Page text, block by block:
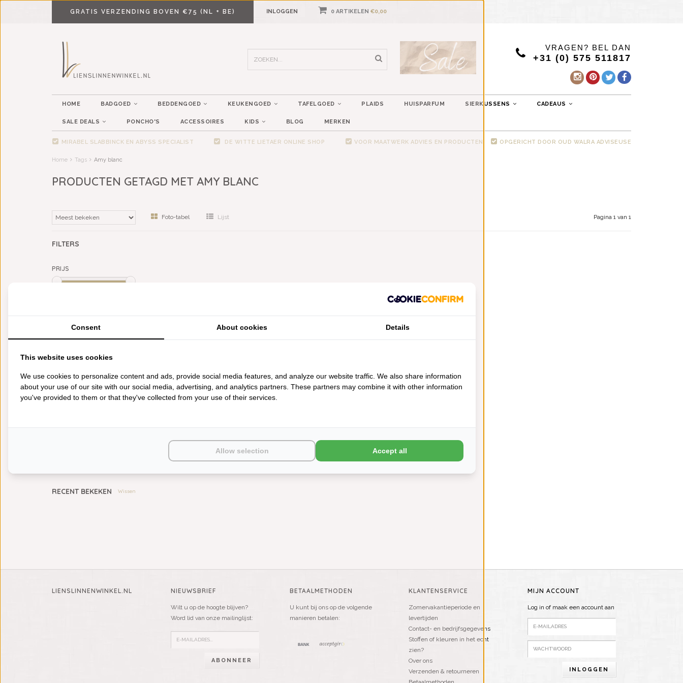
GRATIS VERZENDING BOVEN €75 (NL + BE) INLOGGEN 0 ARTIKELEN €0,00
VRAGEN? BEL DAN
+31 (0) 575 511817
HOME BADGOED BEDDENGOED KEUKENGOED TAFELGOED PLAIDS HUISPARFUM SIERKUSSENS CADEAUS
SALE DEALS PONCHO'S ACCESSOIRES KIDS BLOG MERKEN
MIRABEL SLABBINCK EN ABYSS SPECIALIST DE WITTE LIETAER ONLINE SHOP VOOR MAATWERK ADVIES EN PRODUCTEN OPGERICHT DOOR OUD WALRA ADVISEUSE
Home Tags Amy blanc
PRODUCTEN GETAGD MET AMY BLANC
Foto-tabel Lijst Pagina 1 van 1
FILTERS
PRIJS
BADGOED
KEUKENGOED
PLAIDS
HUISPARFUM
SIERKUSSENS
RECENT BEKEKEN Wissen
LIENSLINNENWINKEL.NL NIEUWSBRIEF
Wilt u op de hoogte blijven?
Word lid van onze mailinglijst:
ABONNEER
BETAALMETHODEN
U kunt bij ons op de volgende
manieren betalen:
KLANTENSERVICE
Zomervakantieperiode en
levertijden
Contact- en bedrijfsgegevens
Stoffen of kleuren in het echt
zien?
Over ons
Verzenden & retourneren
MIJN ACCOUNT
Log in of maak een account aan
INLOGGEN
Consent About cookies Details
This website uses cookies
We use cookies to personalize content and ads, provide social media features, and analyze our website traffic. We also share information
about your use of our site with our social media, advertising, and analytics partners. These partners may combine it with other information
you've provided to them or that they've collected from your use of their services.
Allow selection Accept all